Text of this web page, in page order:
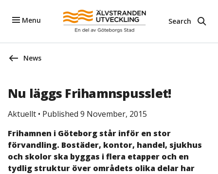
Menu Search
News
Nu läggs Frihamnspusslet!
Aktuellt • Published 9 November, 2015
Frihamnen i Göteborg står inför en stor
förvandling. Bostäder, kontor, handel, sjukhus
och skolor ska byggas i flera etapper och en
tydlig struktur över områdets olika delar har